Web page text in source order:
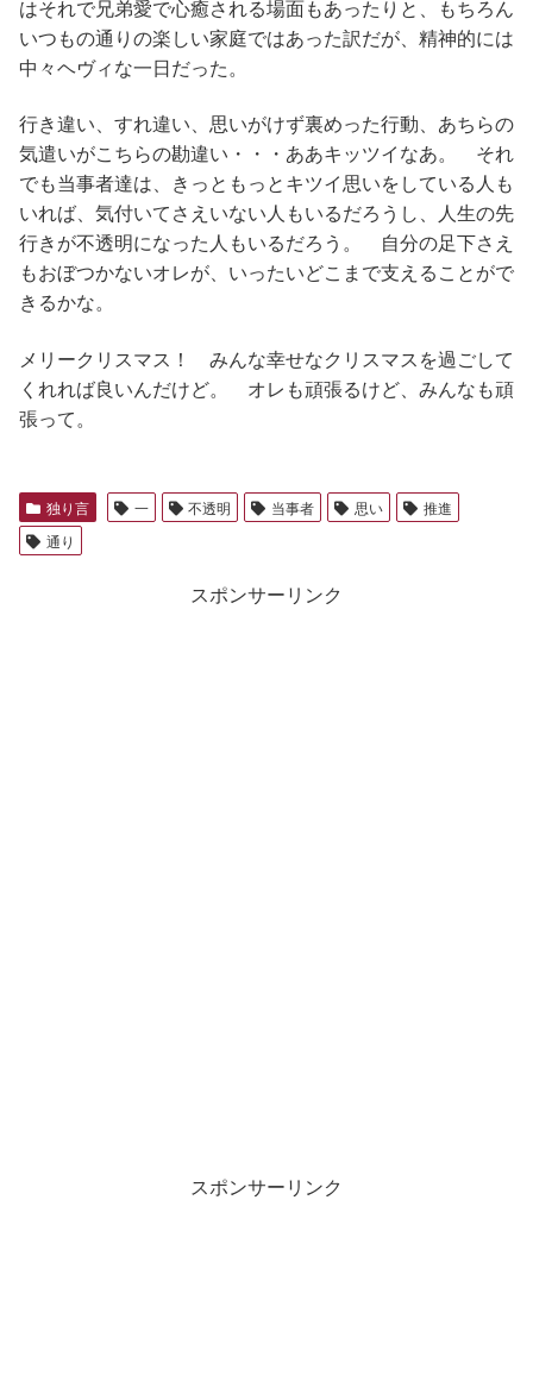
はそれで兄弟愛で心癒される場面もあったりと、もちろん
いつもの通りの楽しい家庭ではあった訳だが、精神的には
中々ヘヴィな一日だった。
行き違い、すれ違い、思いがけず裏めった行動、あちらの
気遣いがこちらの勘違い・・・ああキッツイなあ。 それ
でも当事者達は、きっともっとキツイ思いをしている人も
いれば、気付いてさえいない人もいるだろうし、人生の先
行きが不透明になった人もいるだろう。 自分の足下さえ
もおぼつかないオレが、いったいどこまで支えることがで
きるかな。
メリークリスマス！ みんな幸せなクリスマスを過ごして
くれれば良いんだけど。 オレも頑張るけど、みんなも頑
張って。
独り言 一 不透明 当事者 思い
推進
通り
スポンサーリンク
スポンサーリンク